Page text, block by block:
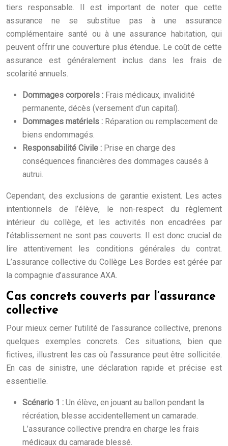
tiers responsable. Il est important de noter que cette
assurance ne se substitue pas à une assurance
complémentaire santé ou à une assurance habitation, qui
peuvent offrir une couverture plus étendue. Le coût de cette
assurance est généralement inclus dans les frais de
scolarité annuels.
Dommages corporels : Frais médicaux, invalidité
permanente, décès (versement d’un capital).
Dommages matériels : Réparation ou remplacement de
biens endommagés.
Responsabilité Civile : Prise en charge des
conséquences financières des dommages causés à
autrui.
Cependant, des exclusions de garantie existent. Les actes
intentionnels de l’élève, le non-respect du règlement
intérieur du collège, et les activités non encadrées par
l’établissement ne sont pas couverts. Il est donc crucial de
lire attentivement les conditions générales du contrat.
L’assurance collective du Collège Les Bordes est gérée par
la compagnie d’assurance AXA.
Cas concrets couverts par l’assurance
collective
Pour mieux cerner l’utilité de l’assurance collective, prenons
quelques exemples concrets. Ces situations, bien que
fictives, illustrent les cas où l’assurance peut être sollicitée.
En cas de sinistre, une déclaration rapide et précise est
essentielle.
Scénario 1 : Un élève, en jouant au ballon pendant la
récréation, blesse accidentellement un camarade.
L’assurance collective prendra en charge les frais
médicaux du camarade blessé.